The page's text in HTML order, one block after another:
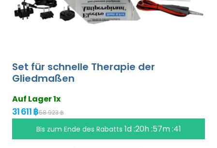
Set für schnelle Therapie der
Gliedmaßen
Auf Lager 1x
31 611 ฿58 923 ฿
Bis zum Ende des Rabatts 1d :20h :57m :40